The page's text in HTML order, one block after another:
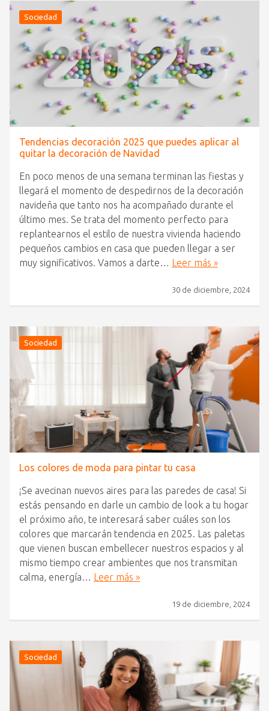
Sociedad
Tendencias decoración 2025 que puedes aplicar al
quitar la decoración de Navidad
En poco menos de una semana terminan las fiestas y
llegará el momento de despedirnos de la decoración
navideña que tanto nos ha acompañado durante el
último mes. Se trata del momento perfecto para
replantearnos el estilo de nuestra vivienda haciendo
pequeños cambios en casa que pueden llegar a ser
muy significativos. Vamos a darte…
Leer más »
30 de diciembre, 2024
Sociedad
Los colores de moda para pintar tu casa
¡Se avecinan nuevos aires para las paredes de casa! Si
estás pensando en darle un cambio de look a tu hogar
el próximo año, te interesará saber cuáles son los
colores que marcarán tendencia en 2025. Las paletas
que vienen buscan embellecer nuestros espacios y al
mismo tiempo crear ambientes que nos transmitan
calma, energía…
Leer más »
19 de diciembre, 2024
Sociedad